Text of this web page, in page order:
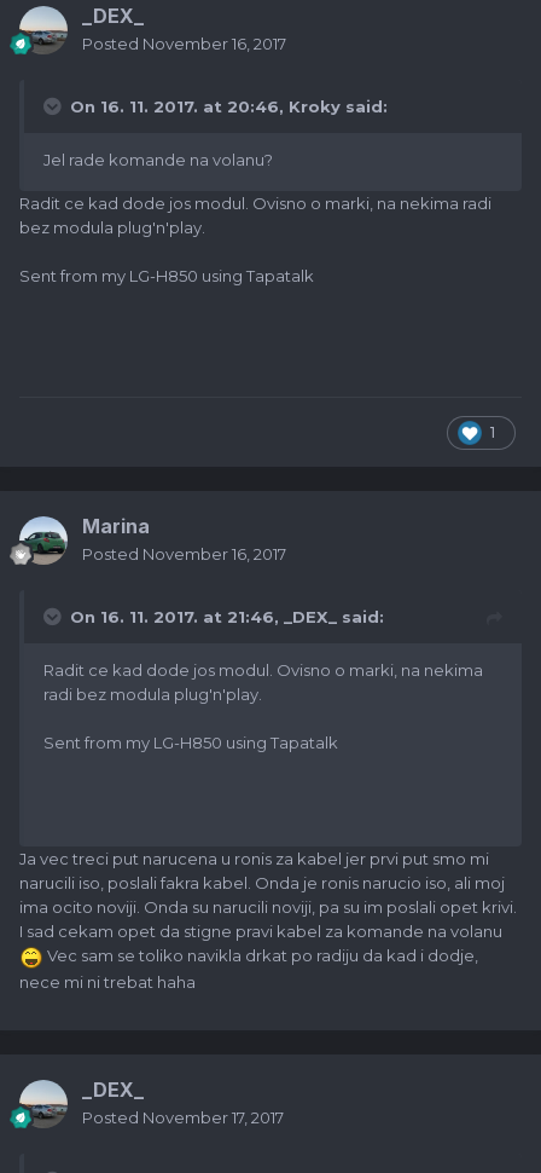
_DEX_
Posted November 16, 2017
On 16. 11. 2017. at 20:46, Kroky said:
Jel rade komande na volanu?
Radit ce kad dode jos modul. Ovisno o marki, na nekima radi
bez modula plug'n'play.
Sent from my LG-H850 using Tapatalk
1
Marina
Posted November 16, 2017
On 16. 11. 2017. at 21:46, _DEX_ said:
Radit ce kad dode jos modul. Ovisno o marki, na nekima
radi bez modula plug'n'play.
Sent from my LG-H850 using Tapatalk
Ja vec treci put narucena u ronis za kabel jer prvi put smo mi
narucili iso, poslali fakra kabel. Onda je ronis narucio iso, ali moj
ima ocito noviji. Onda su narucili noviji, pa su im poslali opet krivi.
I sad cekam opet da stigne pravi kabel za komande na volanu
Vec sam se toliko navikla drkat po radiju da kad i dodje,
nece mi ni trebat haha
_DEX_
Posted November 17, 2017